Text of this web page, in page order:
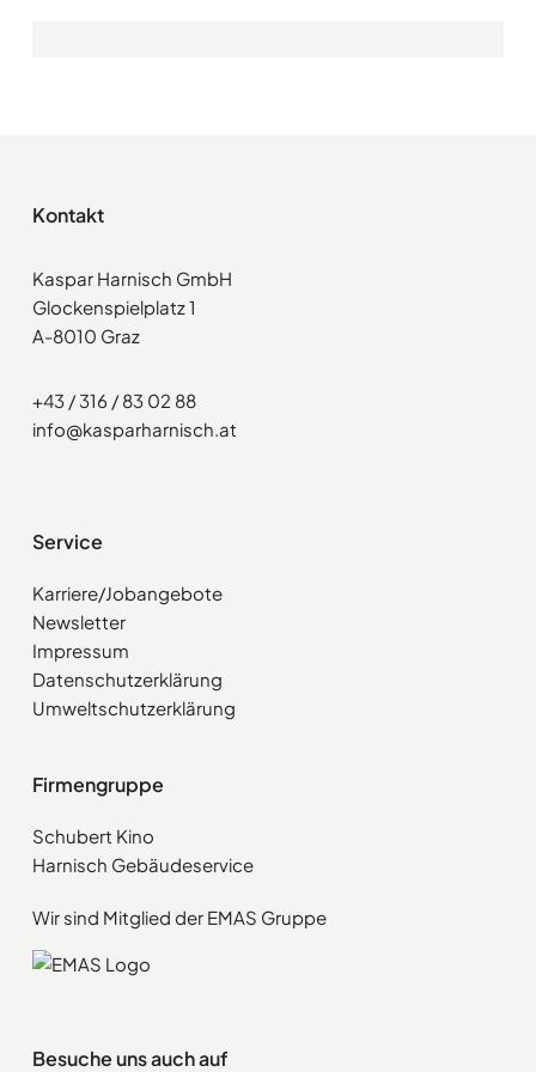
Kontakt
Kaspar Harnisch GmbH
Glockenspielplatz 1
A-8010 Graz
+43 / 316 / 83 02 88
info@kasparharnisch.at
Service
Karriere/Jobangebote
Newsletter
Impressum
Datenschutzerklärung
Umweltschutzerklärung
Firmengruppe
Schubert Kino
Harnisch Gebäudeservice
Wir sind Mitglied der EMAS Gruppe
Besuche uns auch auf